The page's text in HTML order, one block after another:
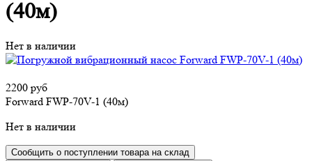
(40м)
Нет в наличии
2200 руб
Forward FWP-70V-1 (40м)
Нет в наличии
Сообщить о поступлении товара на склад